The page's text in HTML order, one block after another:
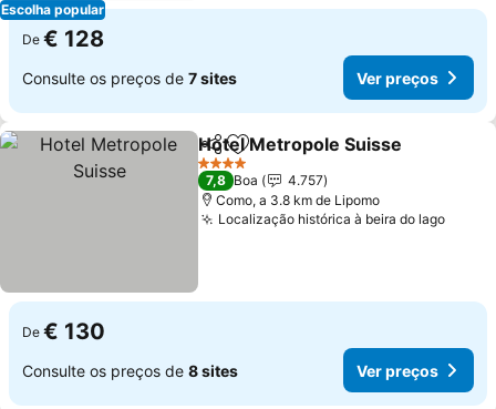
Escolha popular
De € 128
Consulte os preços de 7 sites Ver preços
PartilharAdicionar aos favoritos
Hotel Metropole Suisse
4 Estrelas
7,8 Boa
4.757
Como, a 3.8 km de Lipomo
Localização histórica à beira do lagoVer
De € 130
Consulte os preços de 8 sites Ver preços